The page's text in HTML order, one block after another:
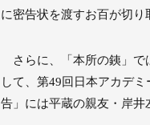
に密告状を渡すお百が切り
さらに、「本所の銕」で
して、第49回日本アカデ
告」には平蔵の親友・岸井